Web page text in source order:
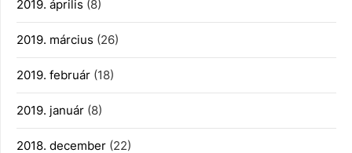
2019. április (8)
2019. március (26)
2019. február (18)
2019. január (8)
2018. december (22)